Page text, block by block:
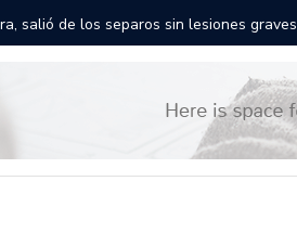
salió de los separos sin lesiones graves